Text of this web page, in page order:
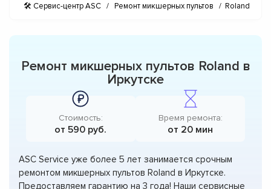
🛠 Сервис-центр ASC / Ремонт микшерных пультов / Roland
Ремонт микшерных пультов Roland в
Иркутске
Стоимость:
от 590 руб.
Время ремонта:
от 20 мин
ASC Service уже более 5 лет занимается срочным
ремонтом микшерных пультов Roland в Иркутске.
Предоставляем гарантию на 3 года! Наши сервисные